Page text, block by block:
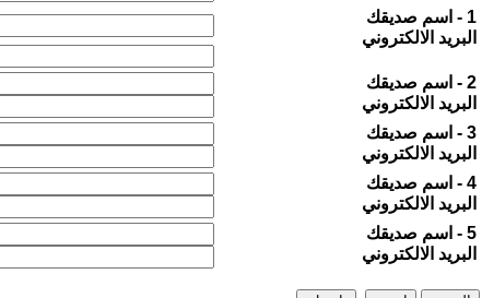
1 - اسم صديقك
البريد الالكتروني
2 - اسم صديقك
البريد الالكتروني
3 - اسم صديقك
البريد الالكتروني
4 - اسم صديقك
البريد الالكتروني
5 - اسم صديقك
البريد الالكتروني